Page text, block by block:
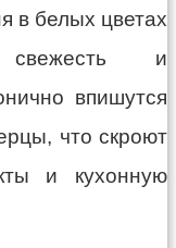
в белых цветах
свежесть и
впишутся
что скроют
и кухонную